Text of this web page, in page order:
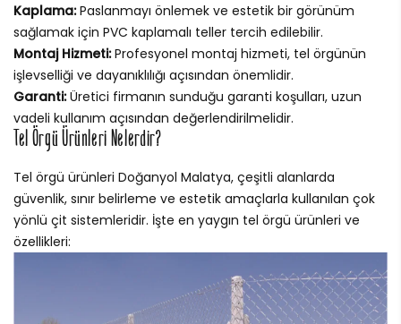
Kaplama:Paslanmayı önlemek ve estetik bir görünüm
sağlamak için PVC kaplamalı teller tercih edilebilir.
Montaj Hizmeti:Profesyonel montaj hizmeti, tel örgünün
işlevselliği ve dayanıklılığı açısından önemlidir.
Garanti:Üretici firmanın sunduğu garanti koşulları, uzun
vadeli kullanım açısından değerlendirilmelidir.
Tel Örgü Ürünleri Nelerdir?
Tel örgü ürünleri Doğanyol Malatya, çeşitli alanlarda
güvenlik, sınır belirleme ve estetik amaçlarla kullanılan çok
yönlü çit sistemleridir. İşte en yaygın tel örgü ürünleri ve
özellikleri: